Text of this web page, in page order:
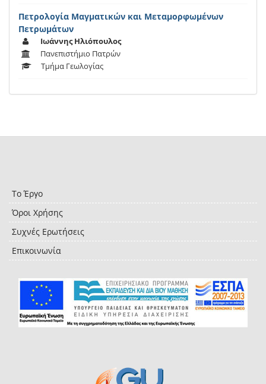
Πετρολογία Μαγματικών και Μεταμορφωμένων
Πετρωμάτων
Ιωάννης Ηλιόπουλος
Πανεπιστήμιο Πατρών
Τμήμα Γεωλογίας
Το Έργο
Όροι Χρήσης
Συχνές Ερωτήσεις
Επικοινωνία